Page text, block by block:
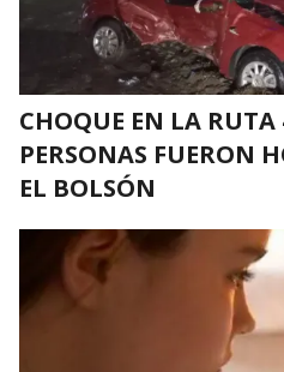
CHOQUE EN LA RUTA
PERSONAS FUERON
EL BOLSÓN